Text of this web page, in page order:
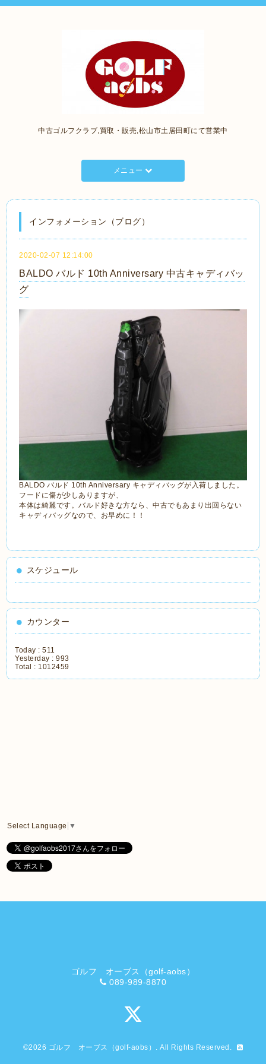
中古ゴルフクラブ,買取・販売,松山市土居田町にて営業中
メニュー
インフォメーション（ブログ）
2020-02-07 12:14:00
BALDO バルド 10th Anniversary 中古キャディバッ
グ
BALDO バルド 10th Anniversary キャディバッグが入荷しました。
フードに傷が少しありますが、
本体は綺麗です。バルド好きな方なら、中古でもあまり出回らない
キャディバッグなので、お早めに！！
スケジュール
カウンター
Today :511
Yesterday :993
Total : 1012459
Select Language ▼
ゴルフ オーブス（golf-aobs）
089-989-8870
©2026 ゴルフ オーブス（golf-aobs） . All Rights Reserved.